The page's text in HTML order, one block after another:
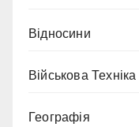
Відносини
Військова
Географія